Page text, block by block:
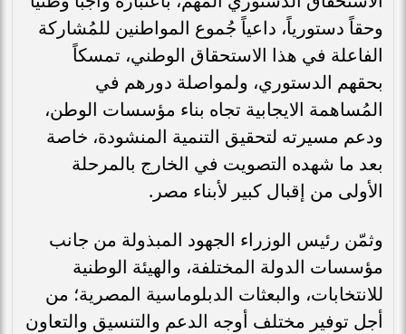
وحقاً دستورياً، داعياً جُموع المواطنين للمُشاركة
الفاعلة في هذا الاستحقاق الوطني، تمسكاً
بحقهم الدستوري، ولمواصلة دورهم في
المُساهمة الايجابية تجاه بناء مؤسسات الوطن،
ودعم مسيرته لتحقيق التنمية المنشودة، خاصة
بعد ما شهده التصويت في الخارج بالمرحلة
الأولى من إقبال كبير لأبناء مصر.
وثمّن رئيس الوزراء الجهود المبذولة من جانب
مؤسسات الدولة المختلفة، والهيئة الوطنية
للانتخابات، والبعثات الدبلوماسية المصرية؛ من
أجل توفير مختلف أوجه الدعم والتنسيق والتعاون